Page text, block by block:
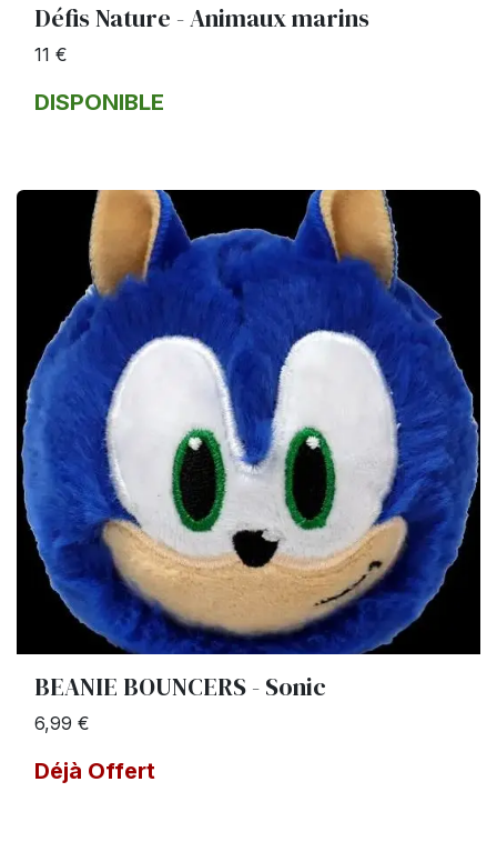
Défis Nature - Animaux marins
11 €
DISPONIBLE
BEANIE BOUNCERS - Sonic
6,99 €
Déjà Offert